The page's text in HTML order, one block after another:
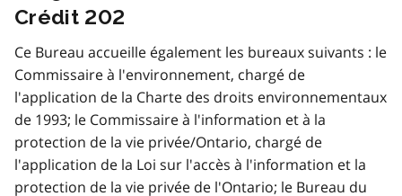
Crédit 202
Ce Bureau accueille également les bureaux suivants : le
Commissaire à l'environnement, chargé de
l'application de la Charte des droits environnementaux
de 1993; le Commissaire à l'information et à la
protection de la vie privée/Ontario, chargé de
l'application de la Loi sur l'accès à l'information et la
protection de la vie privée de l'Ontario; le Bureau du